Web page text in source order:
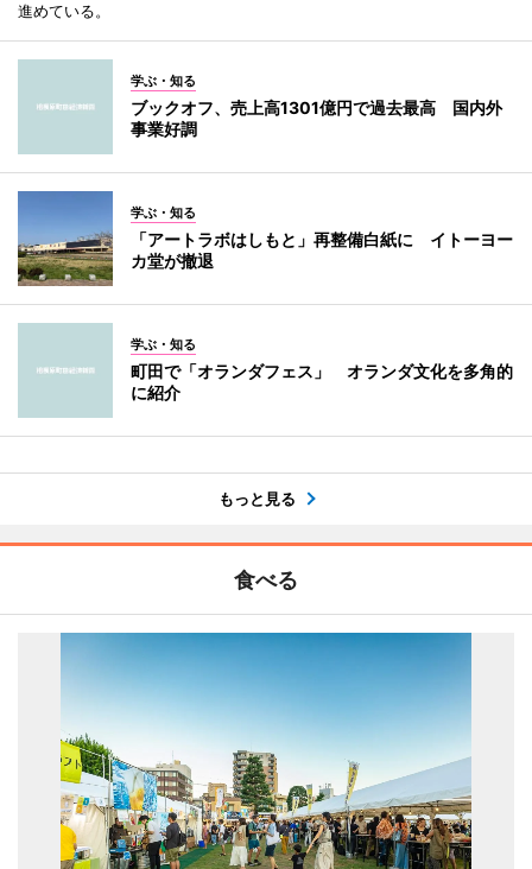
進めている。
学ぶ・知る
ブックオフ、売上高1301億円で過去最高 国内外
事業好調
学ぶ・知る
「アートラボはしもと」再整備白紙に イトーヨー
カ堂が撤退
学ぶ・知る
町田で「オランダフェス」 オランダ文化を多角的
に紹介
もっと見る
食べる